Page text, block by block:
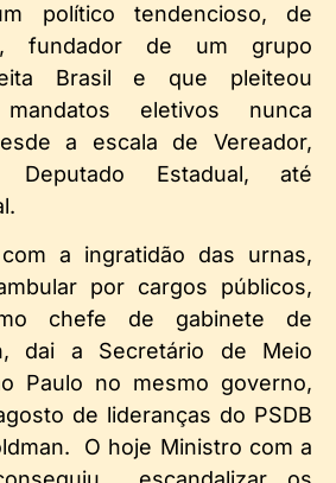
político tendencioso, de
fundador de um grupo
Brasil e que pleiteou
mandatos eletivos nunca
a escala de Vereador,
Deputado Estadual, até
a ingratidão das urnas,
por cargos públicos,
chefe de gabinete de
dai a Secretário de Meio
Paulo no mesmo governo,
de lideranças do PSDB
O hoje Ministro com a